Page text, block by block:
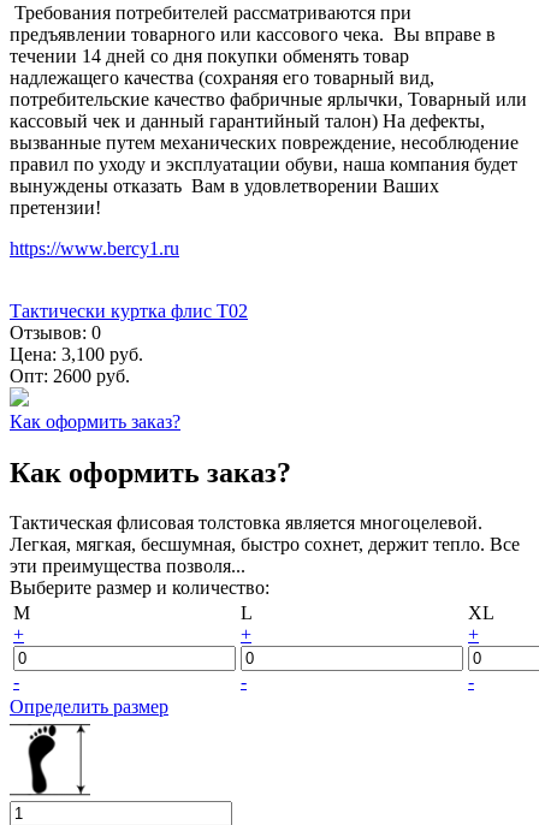
Требования потребителей рассматриваются при
предъявлении товарного или кассового чека. Вы вправе в
течении 14 дней со дня покупки обменять товар
надлежащего качества (сохраняя его товарный вид,
потребительские качество фабричные ярлычки, Товарный или
кассовый чек и данный гарантийный талон) На дефекты,
вызванные путем механических повреждение, несоблюдение
правил по уходу и эксплуатации обуви, наша компания будет
вынуждены отказать Вам в удовлетворении Ваших
претензии!
https://www.bercy1.ru
Тактически куртка флис Т02
Отзывов: 0
Цена: 3,100 руб.
Опт: 2600 руб.
Как оформить заказ?
Как оформить заказ?
Тактическая флисовая толстовка является многоцелевой.
Легкая, мягкая, бесшумная, быстро сохнет, держит тепло. Все
эти преимущества позволя...
Выберите размер и количество:
M
+
-
L
+
-
XL
+
-
Определить размер